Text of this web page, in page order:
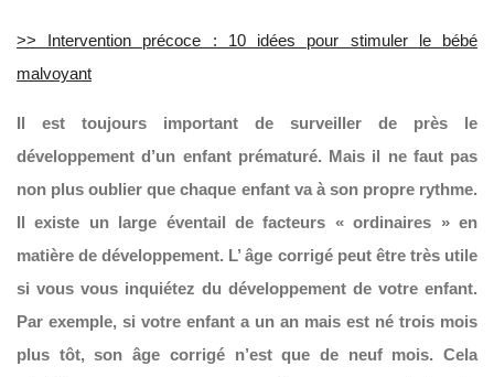
>> Intervention précoce : 10 idées pour stimuler le bébé
malvoyant
Il est toujours important de surveiller de près le
développement d’un enfant prématuré. Mais il ne faut pas
non plus oublier que chaque enfant va à son propre rythme.
Il existe un large éventail de facteurs « ordinaires » en
matière de développement. L’ âge corrigé peut être très utile
si vous vous inquiétez du développement de votre enfant.
Par exemple, si votre enfant a un an mais est né trois mois
plus tôt, son âge corrigé n’est que de neuf mois. Cela